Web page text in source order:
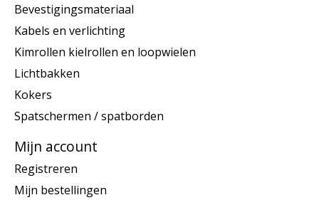
Bevestigingsmateriaal
Kabels en verlichting
Kimrollen kielrollen en loopwielen
Lichtbakken
Kokers
Spatschermen / spatborden
Mijn account
Registreren
Mijn bestellingen